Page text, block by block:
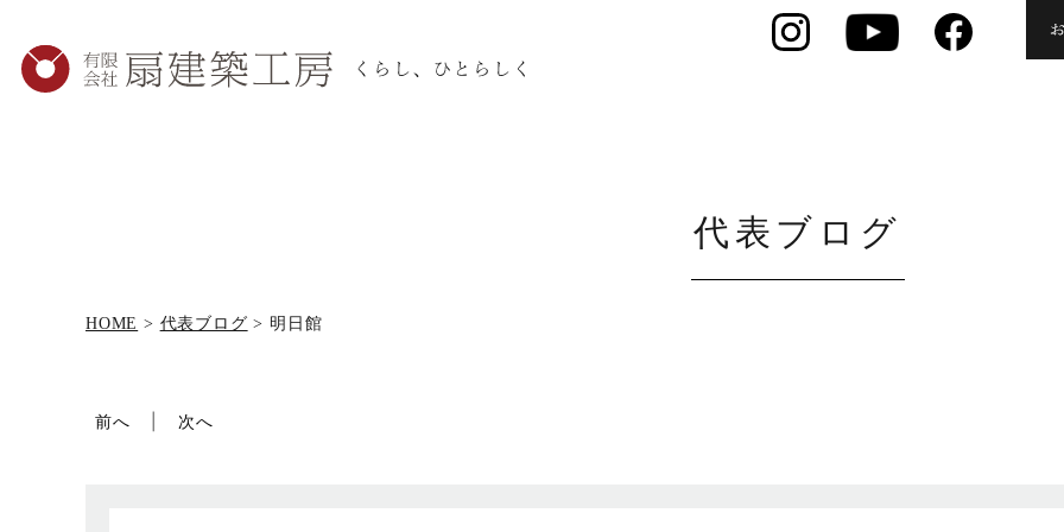
代表ブログ
HOME > 代表ブログ > 明日館
前へ 次へ